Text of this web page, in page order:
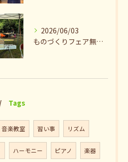
2026/06/03
ものづくりフェア無事終了♪ありがとうございました。
Tags
音楽教室 習い事 リズム
ハーモニー ピアノ 楽器